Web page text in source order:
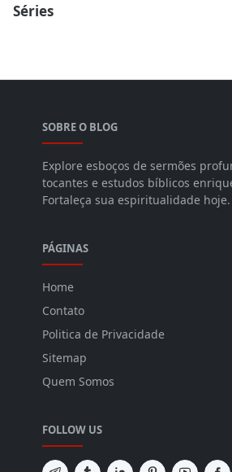
Séries
SOBRE O BLOG
Explore esboços de sermões
tocantes e estudos bíblicos
Fortaleça sua espiritualidade hoje.
PÁGINAS
Home
Contato
Politica de Privacidade
Sitemap
Quem Somos
FOLLOW US